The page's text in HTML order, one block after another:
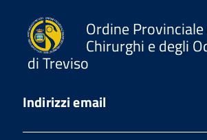
Ordine
Chirurghi e degli
di Treviso
Indirizzi email